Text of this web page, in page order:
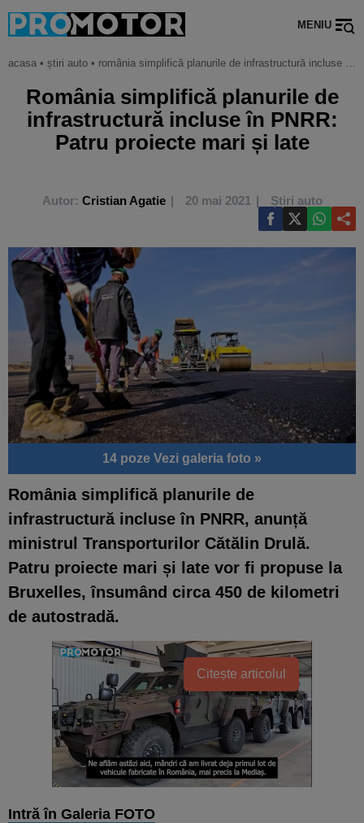
MENIU
acasa • știri auto • românia simplifică planurile de infrastructură incluse în pnrr: patru proiecte mari și late
România simplifică planurile de
infrastructură incluse în PNRR:
Patru proiecte mari și late
Autor: Cristian Agatie 20 mai 2021 Știri auto
14 poze Vezi galeria foto »
România simplifică planurile de
infrastructură incluse în PNRR, anunță
ministrul Transporturilor Cătălin Drulă.
Patru proiecte mari și late vor fi propuse la
Bruxelles, însumând circa 450 de kilometri
de autostradă.
Citește articolul
Intră în Galeria FOTO